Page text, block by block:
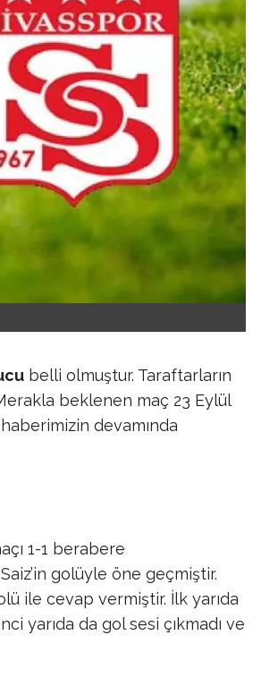
belli olmuştur. Taraftarların
beklenen maç 23 Eylül
devamında
1-1 berabere
golüyle öne geçmiştir.
ile cevap vermiştir. İlk yarıda
yarıda da gol sesi çıkmadı ve